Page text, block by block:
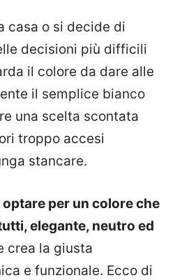
casa o si decide di
decisioni più difficili
il colore da dare alle
il semplice bianco
una scelta scontata
troppo accesi
stancare.
per un colore che
elegante, neutro ed
crea la giusta
e funzionale. Ecco di